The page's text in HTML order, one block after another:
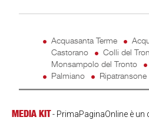
Acquasanta Terme
Castorano
Colli del
Monsampolo del Tronto
Palmiano
Ripatransone
MEDIA KIT- PrimaPaginaOnline è un